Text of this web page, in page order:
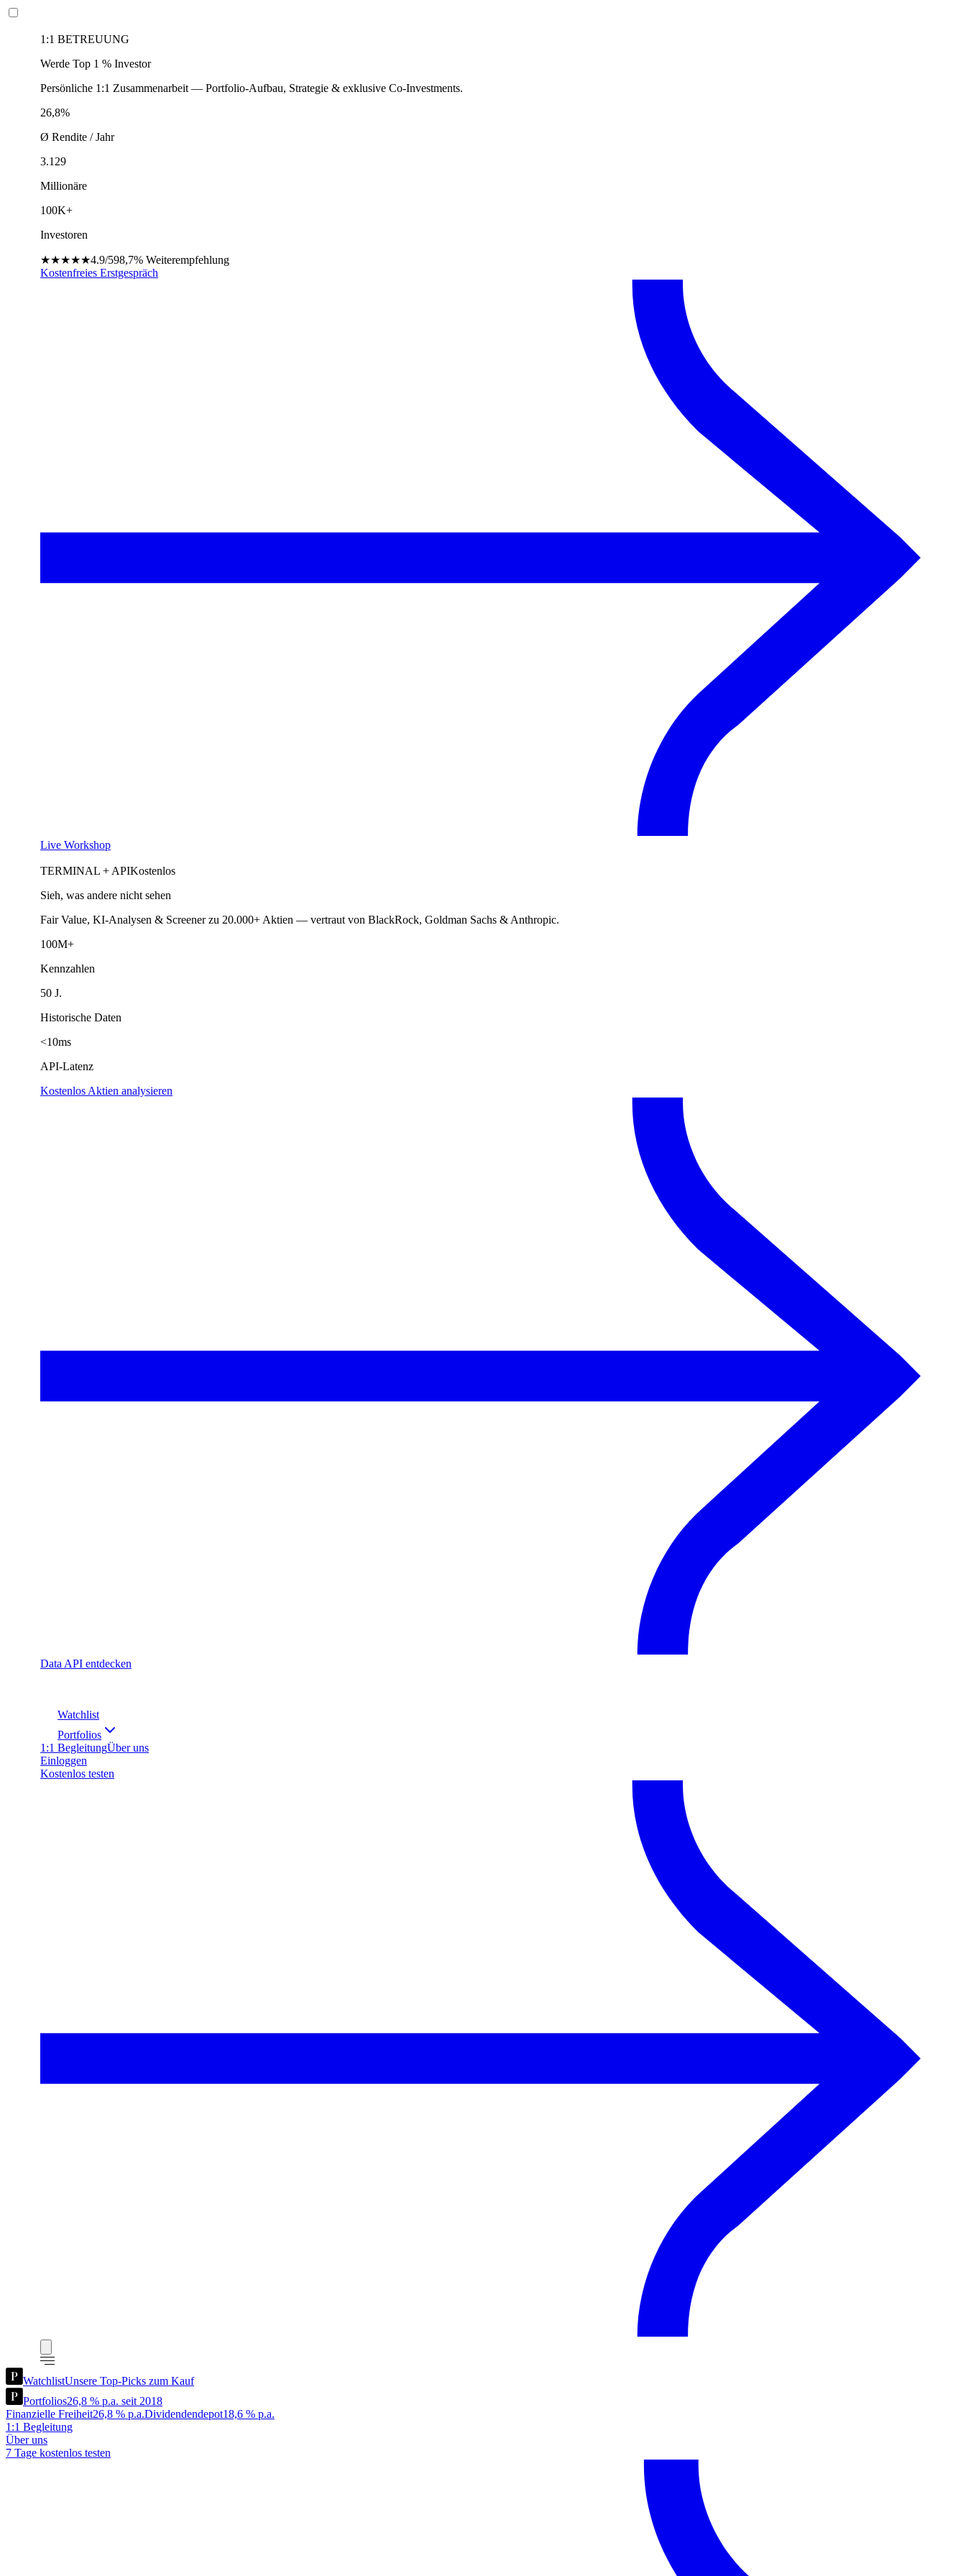
1:1 BETREUUNG
Werde Top 1 % Investor
Persönliche 1:1 Zusammenarbeit — Portfolio-Aufbau, Strategie & exklusive Co-Investments.
26,8%
Ø Rendite / Jahr
3.129
Millionäre
100K+
Investoren
★★★★★4.9/598,7% Weiterempfehlung
Kostenfreies Erstgespräch
Live Workshop
TERMINAL + APIKostenlos
Sieh, was andere nicht sehen
Fair Value, KI-Analysen & Screener zu 20.000+ Aktien — vertraut von BlackRock, Goldman Sachs & Anthropic.
100M+
Kennzahlen
50 J.
Historische Daten
<10ms
API-Latenz
Kostenlos Aktien analysieren
Data API entdecken
Watchlist
Portfolios
1:1 BegleitungÜber uns
Einloggen
Kostenlos testen
WatchlistUnsere Top-Picks zum Kauf
Portfolios26,8 % p.a. seit 2018
Finanzielle Freiheit26,8 % p.a.Dividendendepot18,6 % p.a.
1:1 Begleitung
Über uns
7 Tage kostenlos testen